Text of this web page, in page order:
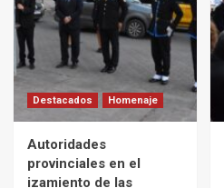
Destacados Homenaje
Autoridades
provinciales en el
izamiento de las